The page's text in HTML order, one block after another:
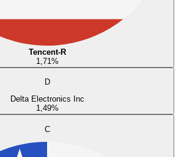
Tencent-R
1,71%
D
Delta Electronics Inc
1,49%
C